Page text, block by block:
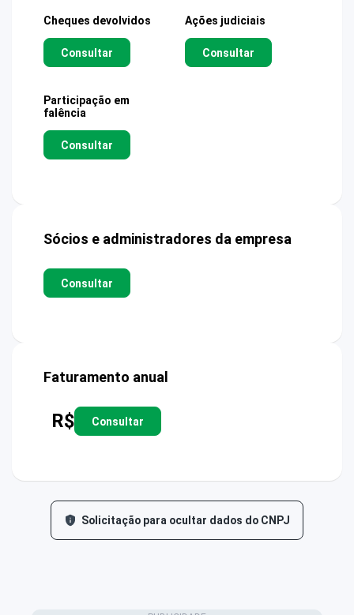
Cheques devolvidos
Consultar
Ações judiciais
Consultar
Participação em
falência
Consultar
Sócios e administradores da empresa
Consultar
Faturamento anual
R$ Consultar
Solicitação para ocultar dados do CNPJ